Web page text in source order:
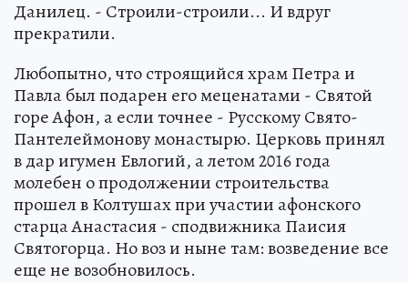
Данилец. - Строили-строили... И вдруг
прекратили.
Любопытно, что строящийся храм Петра и
Павла был подарен его меценатами - Святой
горе Афон, а если точнее - Русскому Свято-
Пантелеймонову монастырю. Церковь принял
в дар игумен Евлогий, а летом 2016 года
молебен о продолжении строительства
прошел в Колтушах при участии афонского
старца Анастасия - сподвижника Паисия
Святогорца. Но воз и ныне там: возведение все
еще не возобновилось.